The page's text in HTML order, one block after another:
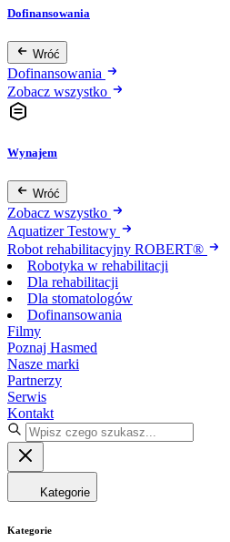
Dofinansowania
Wróć
Dofinansowania
Zobacz wszystko
Wynajem
Wróć
Zobacz wszystko
Aquatizer Testowy
Robot rehabilitacyjny ROBERT®
Robotyka w rehabilitacji
Dla rehabilitacji
Dla stomatologów
Dofinansowania
Filmy
Poznaj Hasmed
Nasze marki
Partnerzy
Serwis
Kontakt
Kategorie
Kategorie